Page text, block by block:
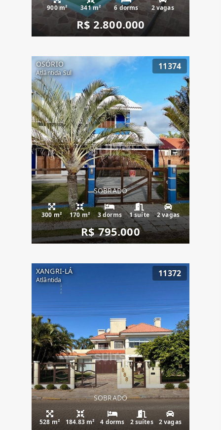
900 m² 341 m² 6 dorms 2 vagas
R$ 2.800.000
OSÓRIO
Atlântida Sul
11374
SOBRADO
300 m² 170 m² 3 dorms 1 suíte 2 vagas
R$ 795.000
XANGRI-LÁ
Atlântida
11372
SOBRADO
528 m² 184.83 m² 4 dorms 2 suítes 2 vagas